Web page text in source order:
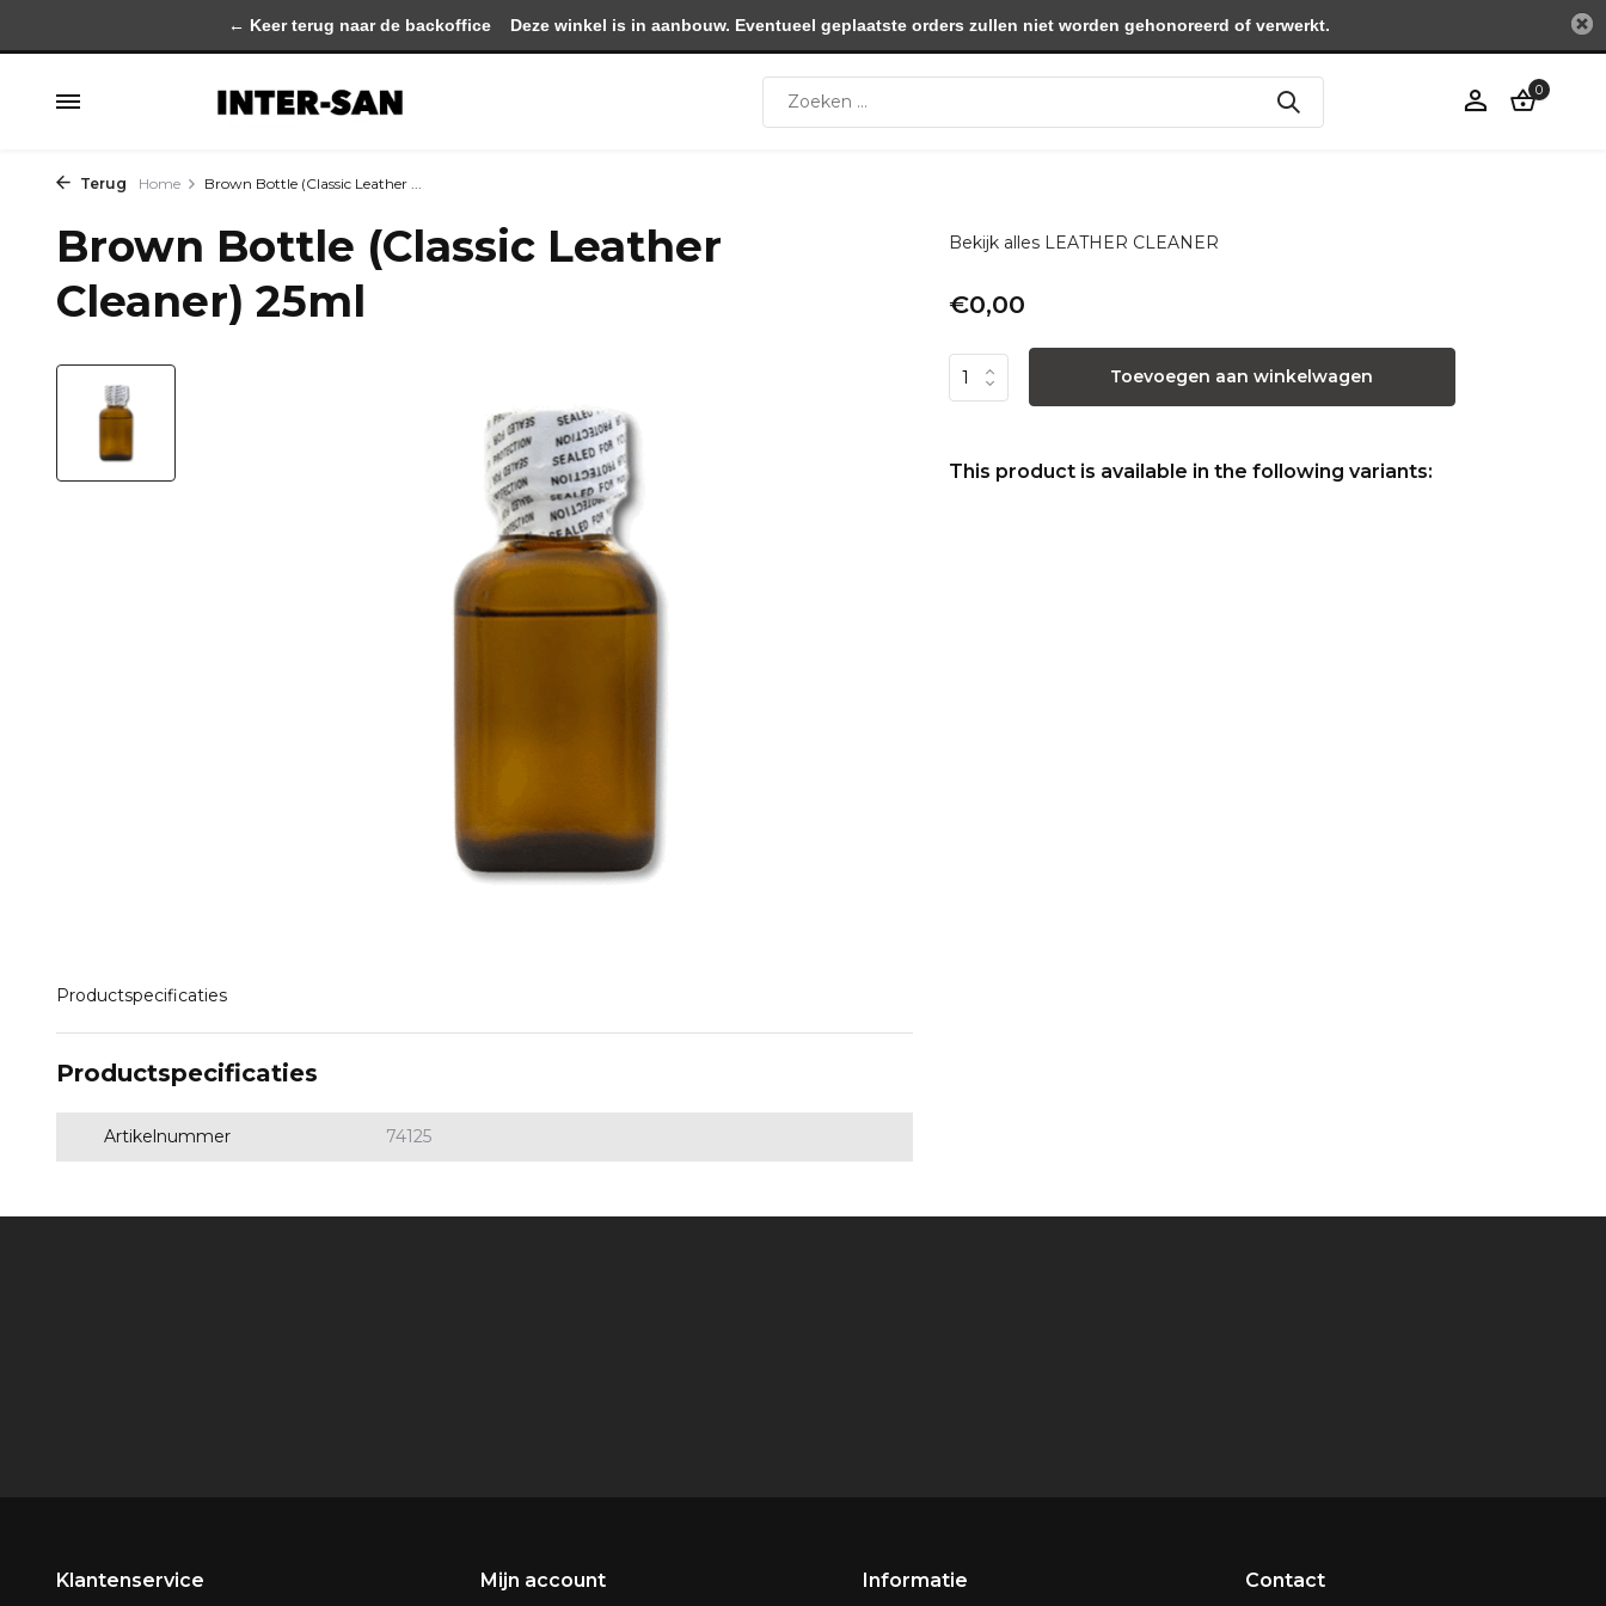
0
Terug Home Brown Bottle (Classic Leather ...
Brown Bottle (Classic Leather
Cleaner) 25ml
Productspecificaties
Productspecificaties
Artikelnummer 74125
Bekijk alles LEATHER CLEANER
€0,00
Toevoegen aan winkelwagen
This product is available in the following variants:
Klantenservice Mijn account Informatie Contact
← Keer terug naar de backoffice Deze winkel is in aanbouw. Eventueel geplaatste orders zullen niet worden gehonoreerd of verwerkt.